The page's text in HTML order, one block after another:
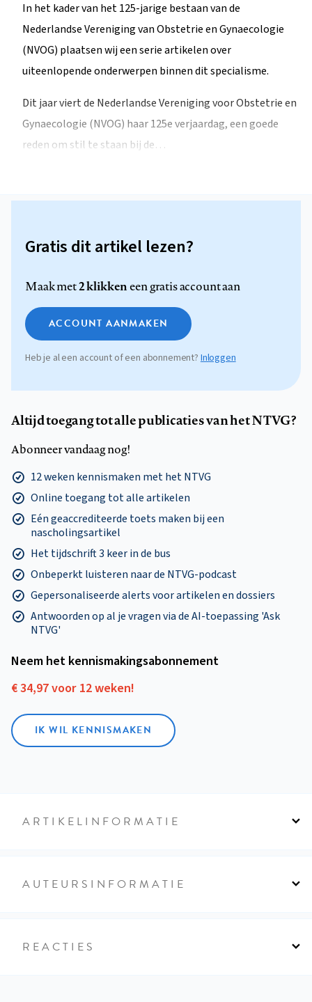
In het kader van het 125-jarige bestaan van de
Nederlandse Vereniging van Obstetrie en Gynaecologie
(NVOG) plaatsen wij een serie artikelen over
uiteenlopende onderwerpen binnen dit specialisme.
Dit jaar viert de Nederlandse Vereniging voor Obstetrie en
Gynaecologie (NVOG) haar 125e verjaardag, een goede
reden om stil te staan bij de…
Gratis dit artikel lezen?
Maak met2 klikkeneen gratis account aan
ACCOUNT AANMAKEN
Heb je al een account of een abonnement? Inloggen
Altijd toegang tot alle publicaties van het NTVG?
Abonneer vandaag nog!
12 weken kennismaken met het NTVG
Online toegang tot alle artikelen
Eén geaccrediteerde toets maken bij een
nascholingsartikel
Het tijdschrift 3 keer in de bus
Onbeperkt luisteren naar de NTVG-podcast
Gepersonaliseerde alerts voor artikelen en dossiers
Antwoorden op al je vragen via de AI-toepassing 'Ask
NTVG'
Neem het kennismakings­abonnement
€ 34,97 voor 12 weken!
IK WIL KENNISMAKEN
ARTIKELINFORMATIE
AUTEURSINFORMATIE
REACTIES